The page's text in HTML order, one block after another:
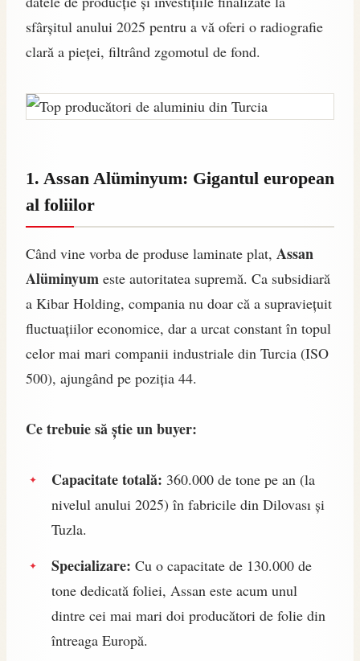
sfârșitul anului 2025 pentru a vă oferi o radiografie
clară a pieței, filtrând zgomotul de fond.
1. Assan Alüminyum: Gigantul european
al foliilor
Când vine vorba de produse laminate plat, Assan
Alüminyum este autoritatea supremă. Ca subsidiară
a Kibar Holding, compania nu doar că a supraviețuit
fluctuațiilor economice, dar a urcat constant în topul
celor mai mari companii industriale din Turcia (ISO
500), ajungând pe poziția 44.
Ce trebuie să știe un buyer:
Capacitate totală: 360.000 de tone pe an (la
nivelul anului 2025) în fabricile din Dilovası și
Tuzla.
Specializare: Cu o capacitate de 130.000 de
tone dedicată foliei, Assan este acum unul
dintre cei mai mari doi producători de folie din
întreaga Europă.